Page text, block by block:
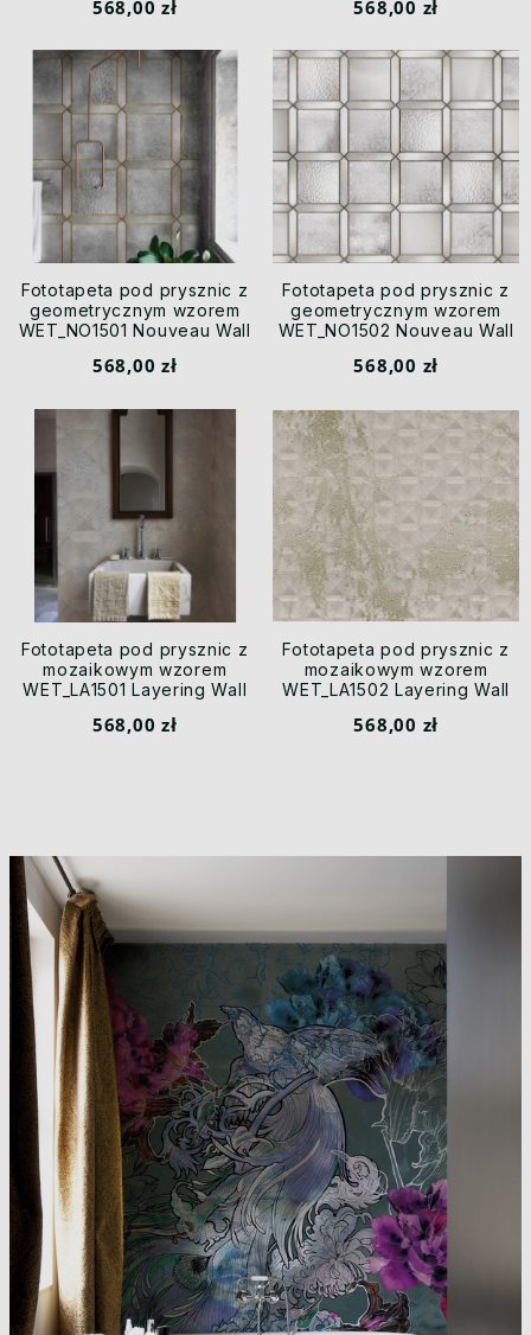
568,00 zł 568,00 zł
Fototapeta pod prysznic z
geometrycznym wzorem
WET_NO1501 Nouveau Wall
568,00 zł
Fototapeta pod prysznic z
geometrycznym wzorem
WET_NO1502 Nouveau Wall
568,00 zł
Fototapeta pod prysznic z
mozaikowym wzorem
WET_LA1501 Layering Wall
568,00 zł
Fototapeta pod prysznic z
mozaikowym wzorem
WET_LA1502 Layering Wall
568,00 zł